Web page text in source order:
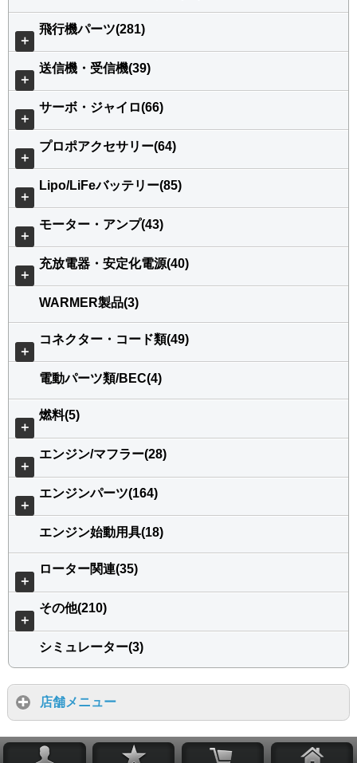
＋
飛行機パーツ(281)
＋
送信機・受信機(39)
＋
サーボ・ジャイロ(66)
＋
プロポアクセサリー(64)
＋
Lipo/LiFeバッテリー(85)
＋
モーター・アンプ(43)
＋
充放電器・安定化電源(40)
WARMER製品(3)
＋
コネクター・コード類(49)
電動パーツ類/BEC(4)
＋
燃料(5)
＋
エンジン/マフラー(28)
＋
エンジンパーツ(164)
エンジン始動用具(18)
＋
ローター関連(35)
＋
その他(210)
シミュレーター(3)
店舗メニュー